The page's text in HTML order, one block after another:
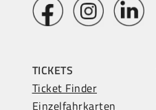
TICKETS
Ticket Finder
Einzelfahrkarten